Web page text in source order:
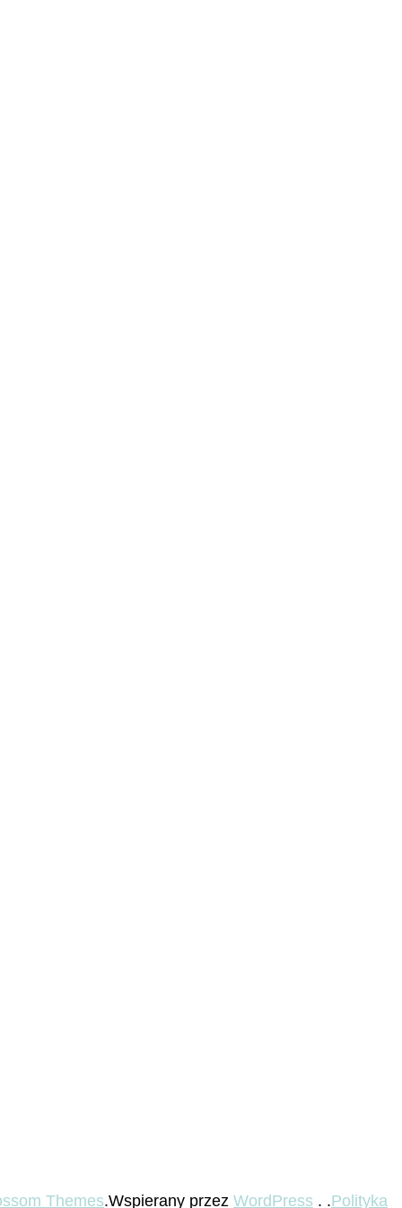
Themes.Wspierany przez WordPress . .Polityka